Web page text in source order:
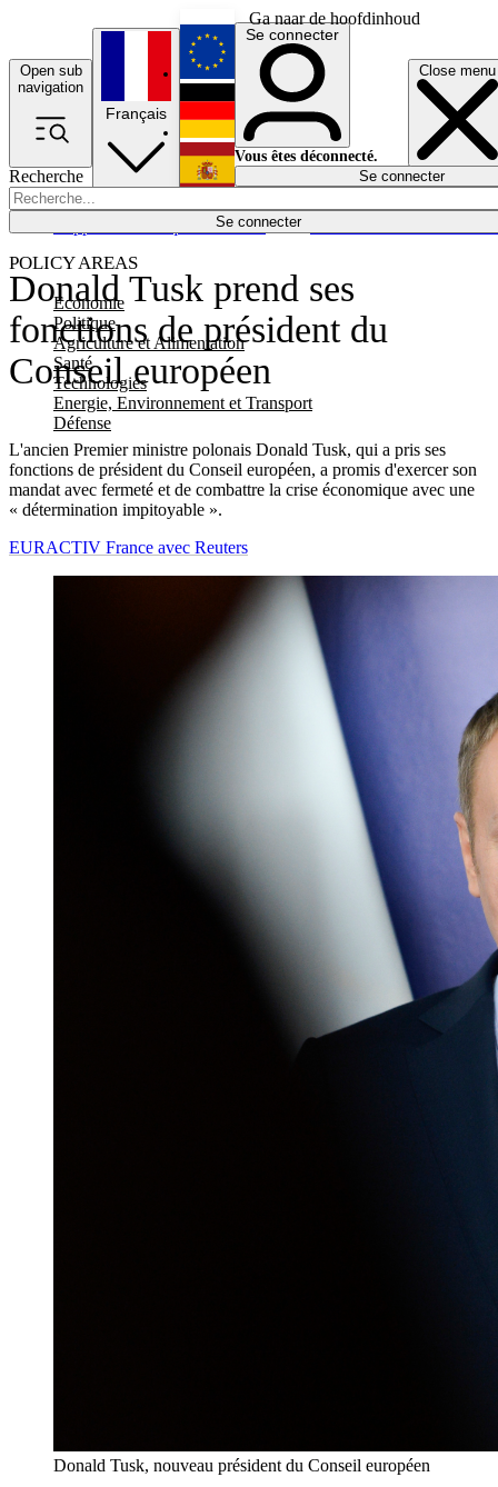
Ga naar de hoofdinhoud
Open sub
navigation
Close menu
Recherche
Se connecter
POLICY AREAS
Economie
Politique
Agriculture et Alimentation
Santé
Technologies
Energie, Environnement et Transport
Défense
Économie
Français
English
Deutsch
Español
Se connecter
Vous êtes déconnecté.
Se connecter
Donald Tusk prend ses
fonctions de président du
Conseil européen
L'ancien Premier ministre polonais Donald Tusk, qui a pris ses
fonctions de président du Conseil européen, a promis d'exercer son
mandat avec fermeté et de combattre la crise économique avec une
« détermination impitoyable ».
EURACTIV France avec Reuters
Donald Tusk, nouveau président du Conseil européen